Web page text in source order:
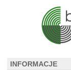
INFORMACJE